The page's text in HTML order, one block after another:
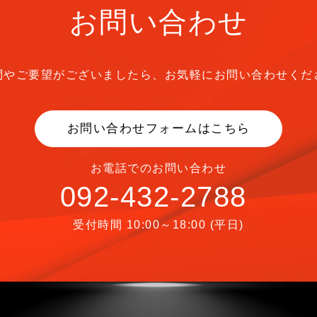
お問い合わせ
ご要望がございましたら、 お気軽にお問い合わせくだ
お問い合わせフォームはこちら
お電話でのお問い合わせ
092-432-2788
受付時間 10:00～18:00 (平日)